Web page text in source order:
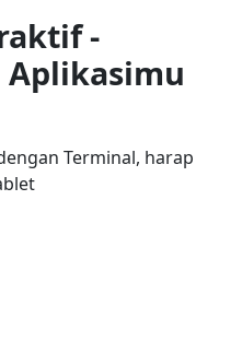
-
Aplikasimu
Terminal, harap